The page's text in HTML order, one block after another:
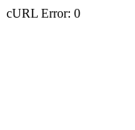
cURL Error: 0